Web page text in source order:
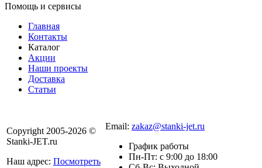
Помощь и сервисы
Главная
Контакты
Каталог
Акции
Наши проекты
Доставка
Статьи
Copyright 2005-2026 ©
Stanki-JET.ru
Наш адрес: Посмотреть
Email: zakaz@stanki-jet.ru
График работы
Пн-Пт: с 9:00 до 18:00